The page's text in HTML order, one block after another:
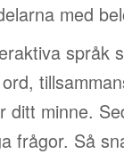
med
språk
ditt minne.
frågor. Så